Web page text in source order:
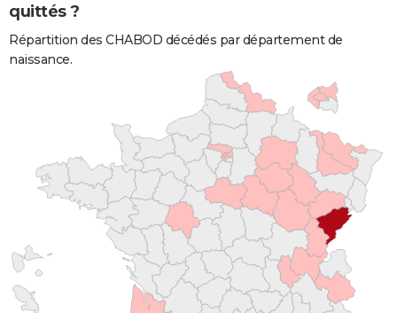
quittés ?
Répartition des CHABOD décédés par département de
naissance.